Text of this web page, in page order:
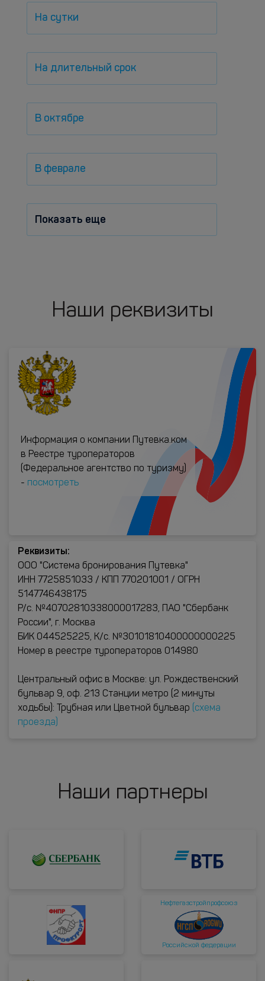
На сутки
На длительный срок
В октябре
В феврале
Показать еще
Наши реквизиты
Информация о компании Путевка.ком
в Реестре туроператоров
(Федеральное агентство по туризму)
- посмотреть
Реквизиты:
ООО "Система бронирования Путевка"
ИНН 7725851033 / КПП 770201001 / ОГРН
5147746438175
Р/с. №40702810338000017283, ПАО "Сбербанк
России", г. Москва
БИК 044525225, К/с. №30101810400000000225
Номер в реестре туроператоров 014980
Центральный офис в Москве: ул. Рождественский
бульвар 9, оф. 213 Станции метро (2 минуты
ходьбы): Трубная или Цветной бульвар
(схема
проезда)
Наши партнеры
Нефтегазстройпрофсоюз
Российской федерации